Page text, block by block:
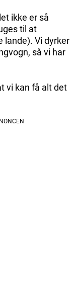
ikke er så
til at
lande). Vi dyrker
så vi har
vi kan få alt det